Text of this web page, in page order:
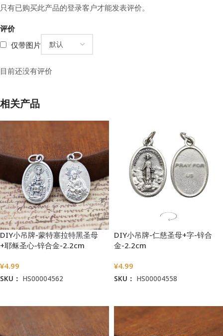
评价
仅带图片
目前还没有评价
只有已购买此产品的登录客户才能发表评价。
相关产品
DIY小吊牌-蒙特塞拉特黑圣母
+耶稣圣心-锌合金-2.2cm
¥4.99
SKU： HS00004562
DIY小吊牌-仁慈圣母+字-锌合
金-2.2cm
¥4.99
SKU： HS00004558